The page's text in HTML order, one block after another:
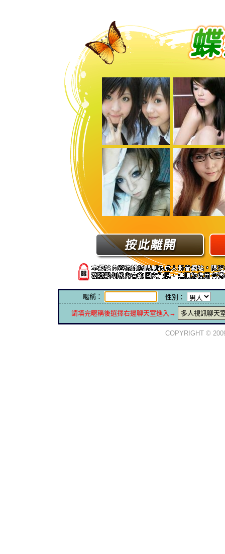
暱稱： 性別：
請填完暱稱後選擇右邊聊天室進入→ 多人視訊聊天
COPYRIGHT ©